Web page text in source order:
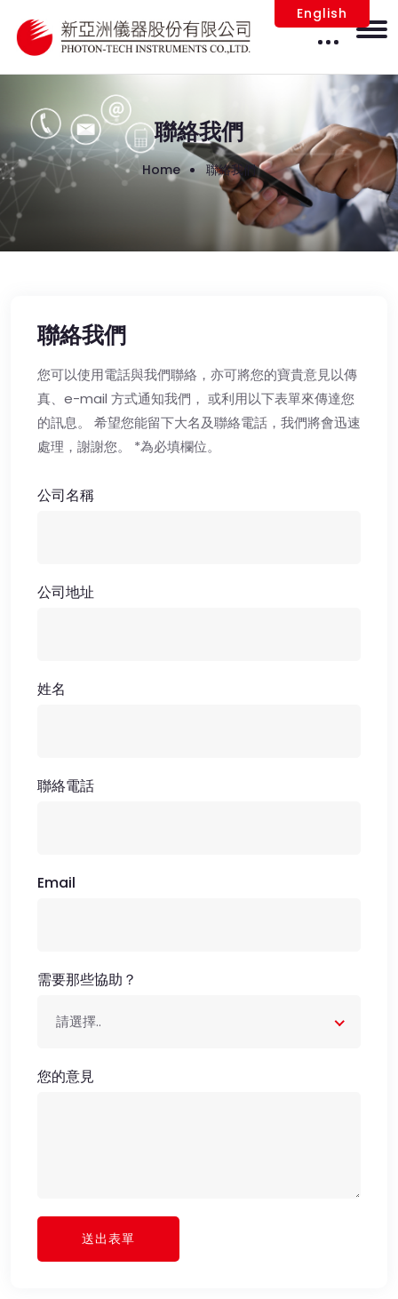
English
聯絡我們
Home 聯絡我們
聯絡我們
您可以使用電話與我們聯絡，亦可將您的寶貴意見以傳
真、e-mail 方式通知我們， 或利用以下表單來傳達您
的訊息。 希望您能留下大名及聯絡電話，我們將會迅速
處理，謝謝您。 *為必填欄位。
公司名稱
公司地址
姓名
聯絡電話
Email
需要那些協助？
請選擇..
您的意見
送出表單